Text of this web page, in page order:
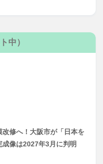
中）
修へ！大阪市が「日本を
像は2027年3月に判明